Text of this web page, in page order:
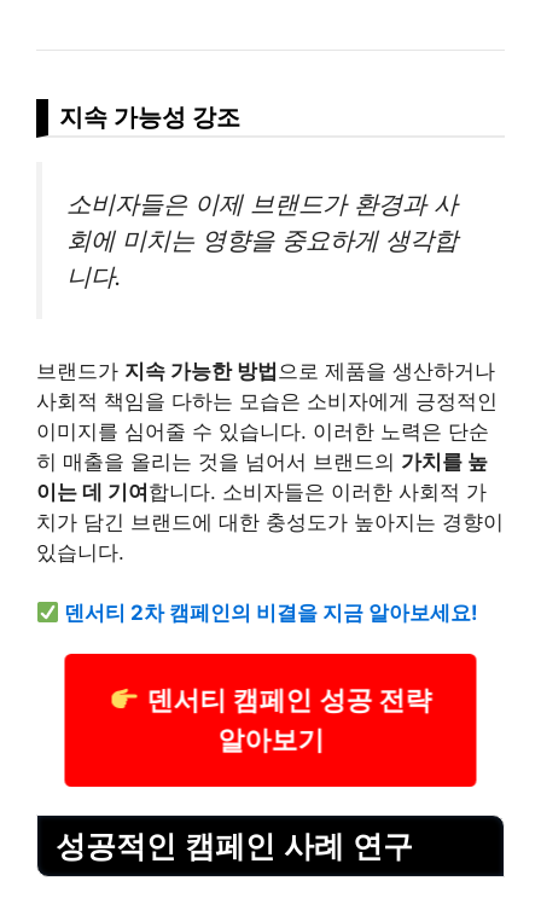
지속 가능성 강조
소비자들은 이제 브랜드가 환경과 사
회에 미치는 영향을 중요하게 생각합
니다.
브랜드가 지속 가능한 방법 으로 제품을 생산하거나
사회적 책임을 다하는 모습은 소비자에게 긍정적인
이미지를 심어줄 수 있습니다. 이러한 노력은 단순
히 매출을 올리는 것을 넘어서 브랜드의 가치를 높
이는 데 기여합니다. 소비자들은 이러한 사회적 가
치가 담긴 브랜드에 대한 충성도가 높아지는 경향이
있습니다.
덴서티 2차 캠페인의 비결을 지금 알아보세요!
덴서티 캠페인 성공 전략
알아보기
성공적인 캠페인 사례 연구